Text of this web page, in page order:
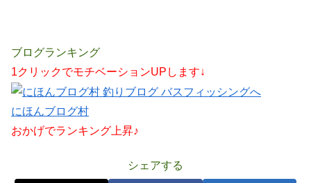
ブログランキング
1クリックでモチベーションUPします↓
にほんブログ村
おかげでランキング上昇♪
シェアする